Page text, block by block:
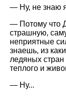
— Ну, не знаю
— Потому что
страшную,
неприятные
знаешь, из
ледяных стран
теплого и
— Ну...